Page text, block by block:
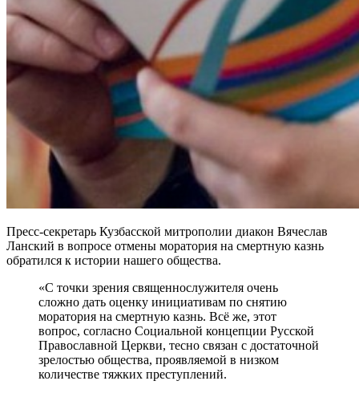
Пресс-секретарь Кузбасской митрополии диакон Вячеслав
Ланский в вопросе отмены моратория на смертную казнь
обратился к истории нашего общества.
«С точки зрения священнослужителя очень
сложно дать оценку инициативам по снятию
моратория на смертную казнь. Всё же, этот
вопрос, согласно Социальной концепции Русской
Православной Церкви, тесно связан с достаточной
зрелостью общества, проявляемой в низком
количестве тяжких преступлений.